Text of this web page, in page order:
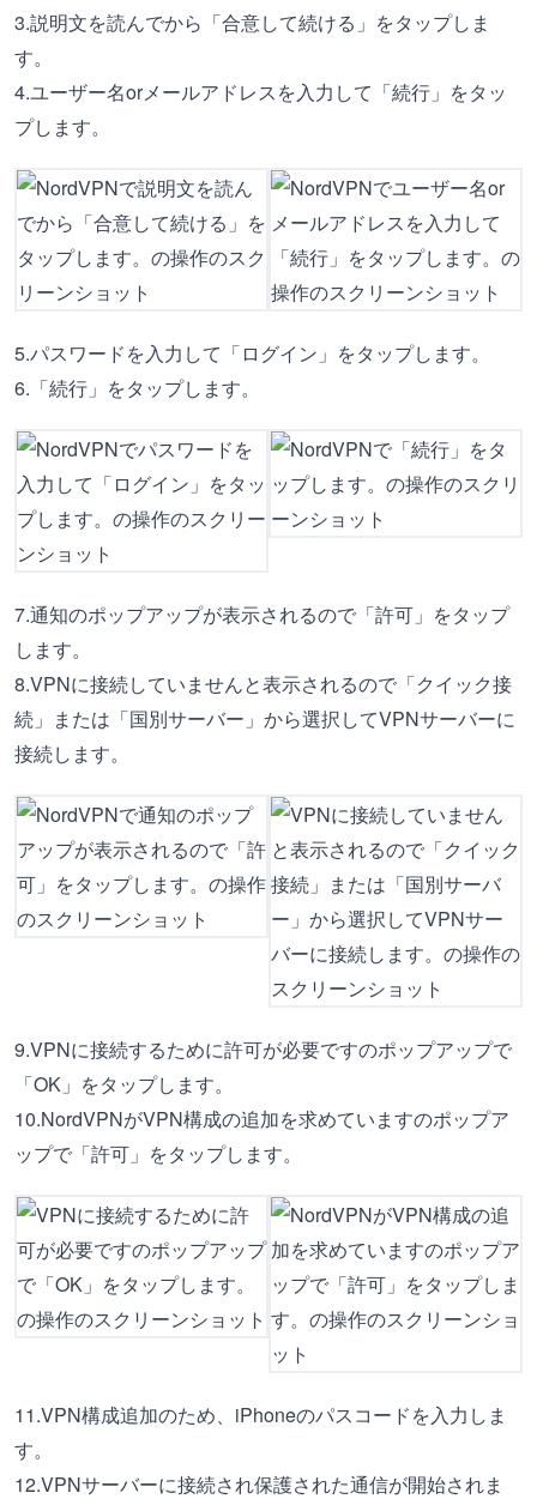
3.説明文を読んでから「合意して続ける」をタップしま
す。
4.ユーザー名orメールアドレスを入力して「続行」をタッ
プします。
5.パスワードを入力して「ログイン」をタップします。
6.「続行」をタップします。
7.通知のポップアップが表示されるので「許可」をタップ
します。
8.VPNに接続していませんと表示されるので「クイック接
続」または「国別サーバー」から選択してVPNサーバーに
接続します。
9.VPNに接続するために許可が必要ですのポップアップで
「OK」をタップします。
10.NordVPNがVPN構成の追加を求めていますのポップア
ップで「許可」をタップします。
11.VPN構成追加のため、iPhoneのパスコードを入力しま
す。
12.VPNサーバーに接続され保護された通信が開始されま